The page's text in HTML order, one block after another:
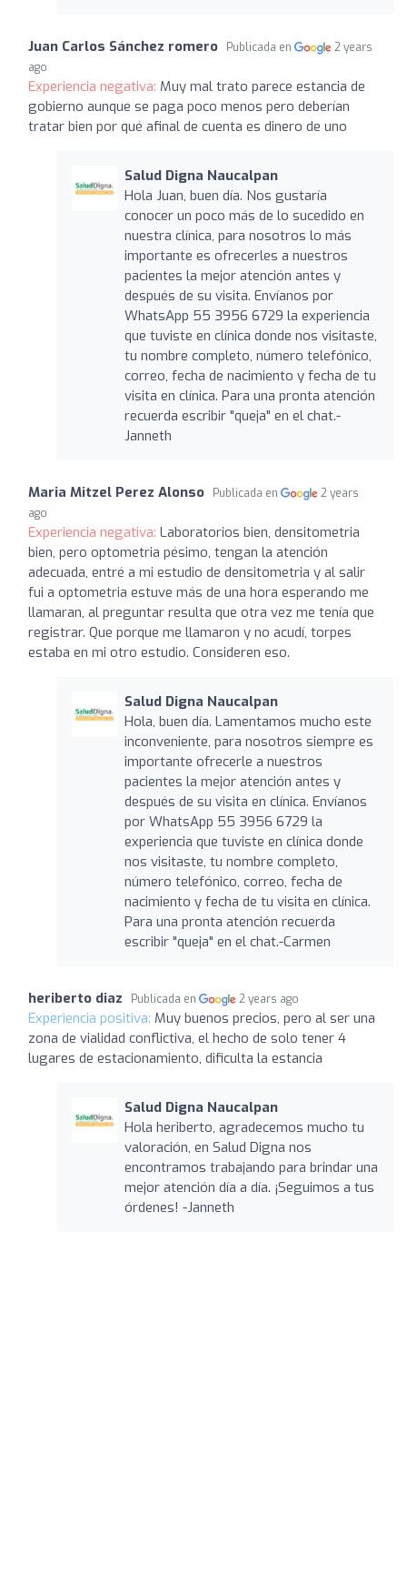
Juan Carlos Sánchez romero Publicada en
2 years
ago
Experiencia negativa: Muy mal trato parece estancia de
gobierno aunque se paga poco menos pero deberían
tratar bien por qué afinal de cuenta es dinero de uno
Salud Digna Naucalpan
Hola Juan, buen día. Nos gustaría
conocer un poco más de lo sucedido en
nuestra clínica, para nosotros lo más
importante es ofrecerles a nuestros
pacientes la mejor atención antes y
después de su visita. Envíanos por
WhatsApp 55 3956 6729 la experiencia
que tuviste en clínica donde nos visitaste,
tu nombre completo, número telefónico,
correo, fecha de nacimiento y fecha de tu
visita en clínica. Para una pronta atención
recuerda escribir "queja" en el chat.-
Janneth
Maria Mitzel Perez Alonso Publicada en
2 years
ago
Experiencia negativa: Laboratorios bien, densitometria
bien, pero optometria pésimo, tengan la atención
adecuada, entré a mi estudio de densitometria y al salir
fui a optometria estuve más de una hora esperando me
llamaran, al preguntar resulta que otra vez me tenía que
registrar. Que porque me llamaron y no acudí, torpes
estaba en mi otro estudio. Consideren eso.
Salud Digna Naucalpan
Hola, buen día. Lamentamos mucho este
inconveniente, para nosotros siempre es
importante ofrecerle a nuestros
pacientes la mejor atención antes y
después de su visita en clínica. Envíanos
por WhatsApp 55 3956 6729 la
experiencia que tuviste en clínica donde
nos visitaste, tu nombre completo,
número telefónico, correo, fecha de
nacimiento y fecha de tu visita en clínica.
Para una pronta atención recuerda
escribir "queja" en el chat.-Carmen
heriberto diaz Publicada en 2 years ago
Experiencia positiva: Muy buenos precios, pero al ser una
zona de vialidad conflictiva, el hecho de solo tener 4
lugares de estacionamiento, dificulta la estancia
Salud Digna Naucalpan
Hola heriberto, agradecemos mucho tu
valoración, en Salud Digna nos
encontramos trabajando para brindar una
mejor atención día a día. ¡Seguimos a tus
órdenes! -Janneth